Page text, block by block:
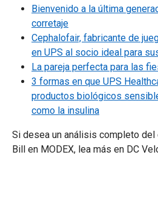
Bienvenido a la última
corretaje
Cephalofair, fabricante de
en UPS al socio ideal para
La pareja perfecta para las
3 formas en que UPS
productos biológicos
como la insulina
Si desea un análisis completo
Bill en MODEX, lea más en DC